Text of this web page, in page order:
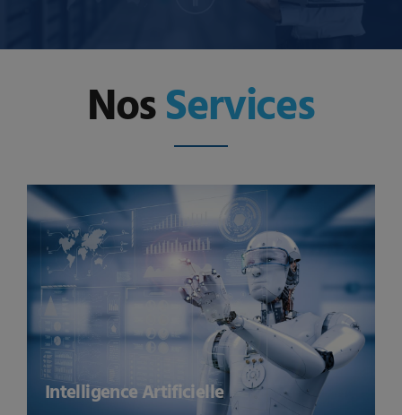
NosServices
Intelligence Artificielle